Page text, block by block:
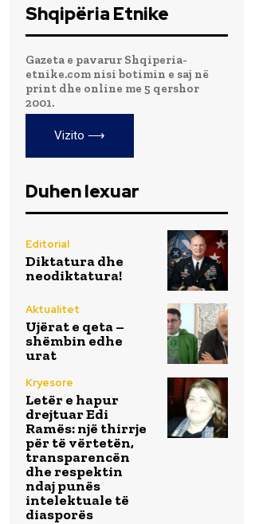
Shqipëria Etnike
Gazeta e pavarur Shqiperia-
etnike.com nisi botimin e saj në
print dhe online me 5 qershor
2001.
Vizito ⟶
Duhen lexuar
Editorial
Diktatura dhe
neodiktatura!
Aktualitet
Ujërat e qeta –
shëmbin edhe
urat
Kryesore
Letër e hapur
drejtuar Edi
Ramës: një thirrje
për të vërtetën,
transparencën
dhe respektin
ndaj punës
intelektuale të
diasporës